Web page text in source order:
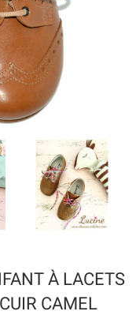
À LACETS
CAMEL